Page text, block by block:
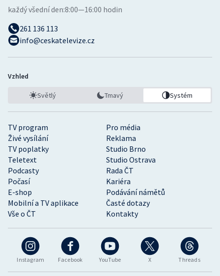
Instagram Facebook YouTube X Threads
TV program
Pro média
Živé vysílání
Reklama
TV poplatky
Studio Brno
Teletext
Studio Ostrava
Podcasty
Rada ČT
Počasí
Kariéra
E-shop
Podávání námětů
Mobilní a TV aplikace
Časté dotazy
Vše o ČT
Kontakty
každý všední den:8:00—16:00 hodin
261 136 113
info@ceskatelevize.cz
Vzhled
Světlý Tmavý Systém